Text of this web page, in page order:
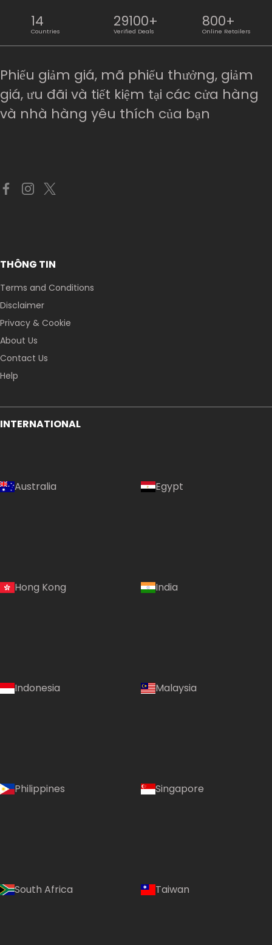
14
Countries
29100+
Verified Deals
800+
Online Retailers
Phiếu giảm giá, mã phiếu thưởng, giảm
giá, ưu đãi và tiết kiệm tại các cửa hàng
và nhà hàng yêu thích của bạn
THÔNG TIN
Terms and Conditions
Disclaimer
Privacy & Cookie
About Us
Contact Us
Help
INTERNATIONAL
Australia Egypt
Hong Kong India
Indonesia Malaysia
Philippines Singapore
South Africa Taiwan